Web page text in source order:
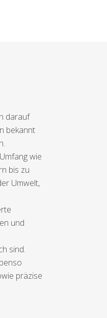
darauf
bekannt
wie
bis zu
Umwelt,
und
sind.
präzise